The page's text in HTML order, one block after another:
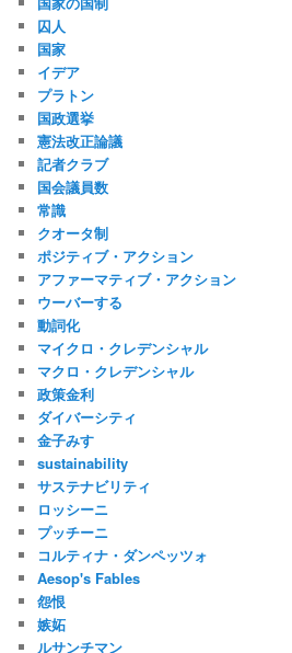
囚人
国家
イデア
プラトン
国政選挙
憲法改正論議
記者クラブ
国会議員数
常識
クオータ制
ポジティブ・アクション
アファーマティブ・アクション
ウーバーする
動詞化
マイクロ・クレデンシャル
マクロ・クレデンシャル
政策金利
ダイバーシティ
金子みすゞ
sustainability
サステナビリティ
ロッシーニ
プッチーニ
コルティナ・ダンペッツォ
Aesop's Fables
怨恨
嫉妬
ルサンチマン